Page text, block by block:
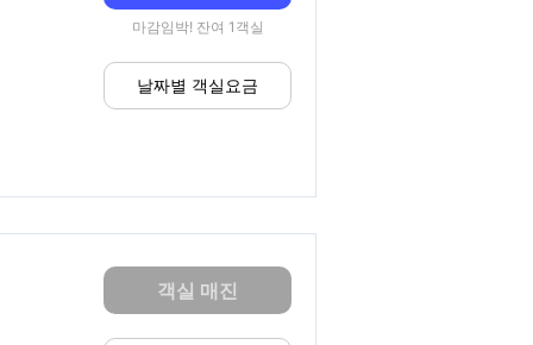
마감임박! 잔여 1객실
날짜별 객실요금
객실 매진